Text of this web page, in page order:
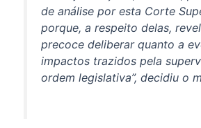
de análise por esta Corte
porque, a respeito delas,
precoce deliberar quanto a
impactos trazidos pela
ordem legislativa”, decidiu o